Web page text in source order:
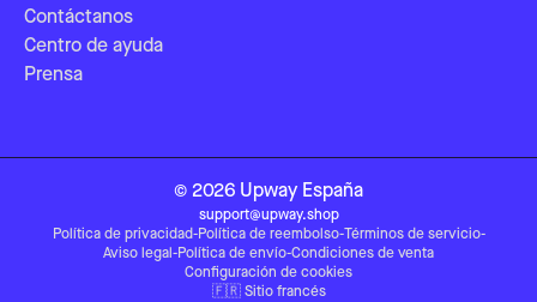
Contáctanos
Centro de ayuda
Prensa
© 2026 Upway España
support@upway.shop
Política de privacidad-Política de reembolso-Términos de servicio-
Aviso legal -Política de envío-Condiciones de venta
Configuración de cookies
🇫🇷 Sitio francés